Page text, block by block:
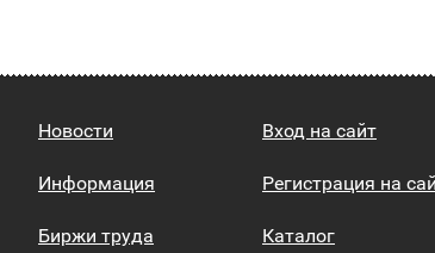
Новости
Информация
Биржи труда
Вход на сайт
Регистрация на
Каталог